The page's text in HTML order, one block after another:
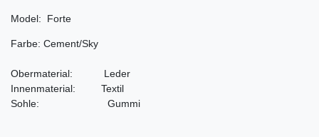
Model: Forte
Farbe: Cement/Sky
Obermaterial: Leder
Innenmaterial: Textil
Sohle: Gummi